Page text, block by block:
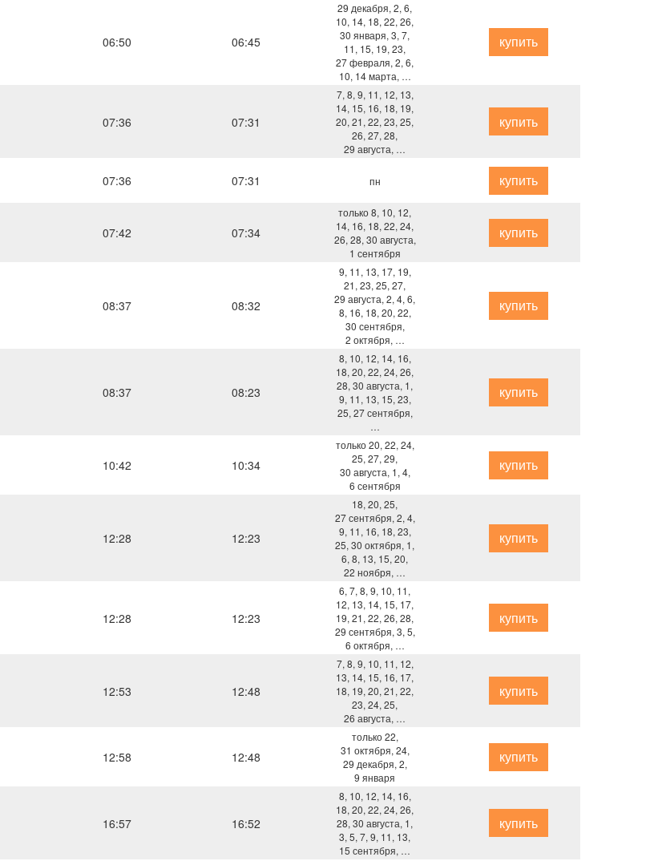
06:50 06:45
29 декабря, 2, 6,
10, 14, 18, 22, 26,
30 января, 3, 7,
11, 15, 19, 23,
27 февраля, 2, 6,
10, 14 марта, …
купить
07:36 07:31
7, 8, 9, 11, 12, 13,
14, 15, 16, 18, 19,
20, 21, 22, 23, 25,
26, 27, 28,
29 августа, …
купить
07:36 07:31 пн купить
07:42 07:34
только 8, 10, 12,
14, 16, 18, 22, 24,
26, 28, 30 августа,
1 сентября
купить
08:37 08:32
9, 11, 13, 17, 19,
21, 23, 25, 27,
29 августа, 2, 4, 6,
8, 16, 18, 20, 22,
30 сентября,
2 октября, …
купить
08:37 08:23
8, 10, 12, 14, 16,
18, 20, 22, 24, 26,
28, 30 августа, 1,
9, 11, 13, 15, 23,
25, 27 сентября,
…
купить
10:42 10:34
только 20, 22, 24,
25, 27, 29,
30 августа, 1, 4,
6 сентября
купить
12:28 12:23
18, 20, 25,
27 сентября, 2, 4,
9, 11, 16, 18, 23,
25, 30 октября, 1,
6, 8, 13, 15, 20,
22 ноября, …
купить
12:28 12:23
6, 7, 8, 9, 10, 11,
12, 13, 14, 15, 17,
19, 21, 22, 26, 28,
29 сентября, 3, 5,
6 октября, …
купить
12:53 12:48
7, 8, 9, 10, 11, 12,
13, 14, 15, 16, 17,
18, 19, 20, 21, 22,
23, 24, 25,
26 августа, …
купить
12:58 12:48
только 22,
31 октября, 24,
29 декабря, 2,
9 января
купить
16:57 16:52
8, 10, 12, 14, 16,
18, 20, 22, 24, 26,
28, 30 августа, 1,
3, 5, 7, 9, 11, 13,
15 сентября, …
купить